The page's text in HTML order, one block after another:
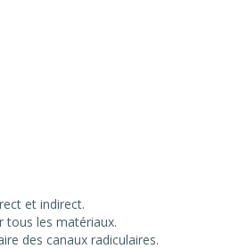
et indirect.
tous les matériaux.
des canaux radiculaires.